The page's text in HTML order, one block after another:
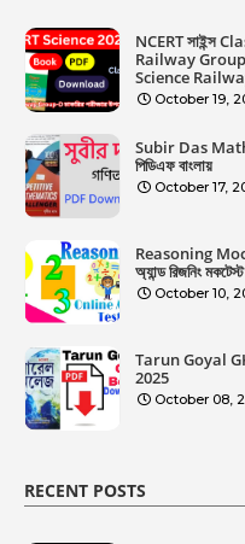
NCERT সাইন্স
Railway
Science
October 19,
Subir Das Math
পিডিএফ বাংলায়
October 17,
Reasoning
অ্যান্ড রিজনিং
October 10,
Tarun Goyal
2025
October 08,
RECENT POSTS